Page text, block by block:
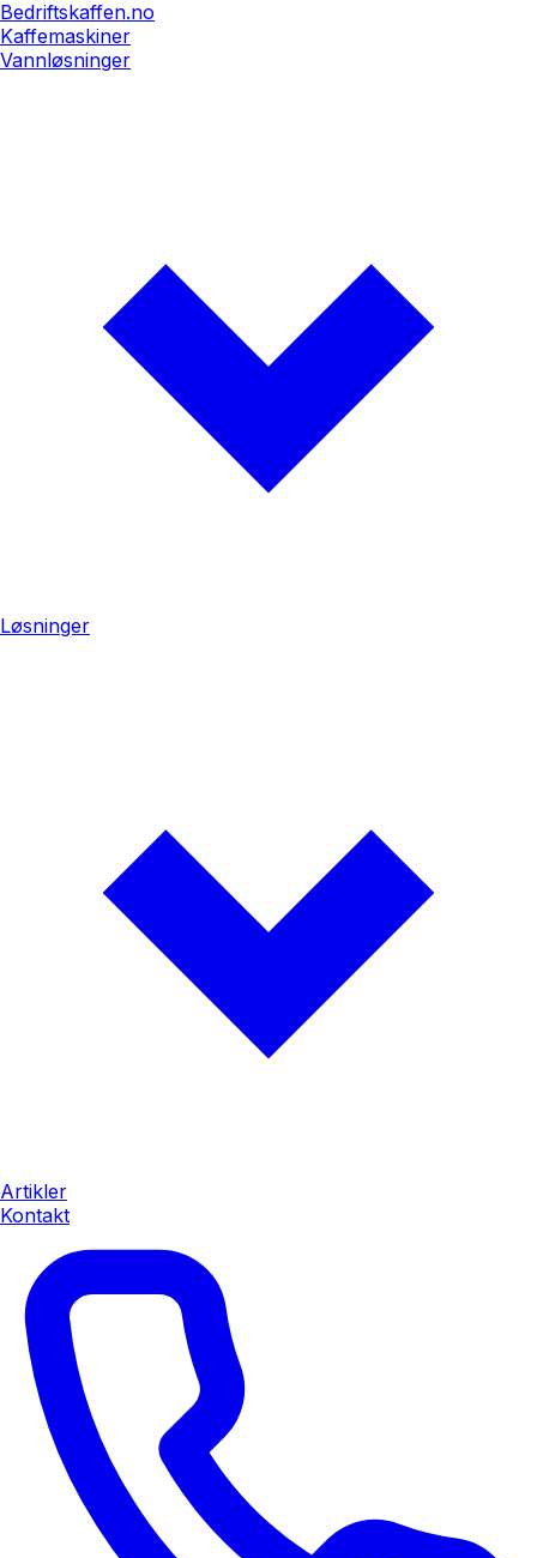
Bedriftskaffen.no
Kaffemaskiner
Vannløsninger
Løsninger
Artikler
Kontakt